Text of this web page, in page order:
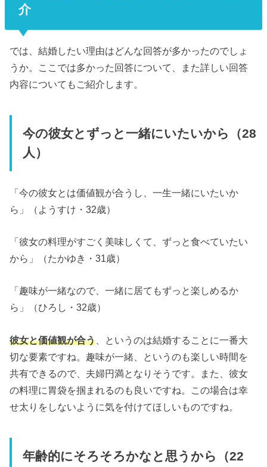
介
では、結婚したい理由はどんな回答が多かったのでしょ
うか。ここでは多かった回答について、また詳しい回答
内容についてもご紹介します。
今の彼女とずっと一緒にいたいから（28
人）
「今の彼女とは価値観が合うし、一生一緒にいたいか
ら」（ようすけ・32歳）
「彼女の料理がすごく美味しくて、ずっと食べていたい
から」（たかゆき・31歳）
「趣味が一緒なので、一緒に居てもずっと楽しめるか
ら」（ひろし・32歳）
彼女と価値観が合う 、というのは結婚することに一番大
切な要素ですね。趣味が一緒、というのも楽しい時間を
共有できるので、夫婦円満となりそうです。また、彼女
の料理に胃袋を掴まれるのも良いですね。この場合は幸
せ太りをしないように気を付けてほしいものですね。
年齢的にそろそろかなと思うから（22